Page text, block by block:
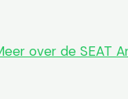
over de SEAT